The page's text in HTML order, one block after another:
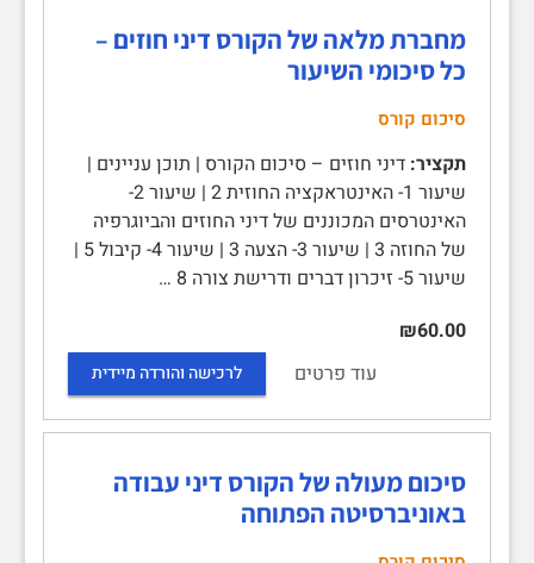
מחברת מלאה של הקורס דיני חוזים –
כל סיכומי השיעור
סיכום קורס
תקציר: דיני חוזים – סיכום הקורס | תוכן עניינים |
שיעור 1- האינטראקציה החוזית 2 | שיעור 2-
האינטרסים המכוננים של דיני החוזים והביוגרפיה
של החוזה 3 | שיעור 3- הצעה 3 | שיעור 4- קיבול 5 |
שיעור 5- זיכרון דברים ודרישת צורה 8 …
₪60.00
עוד פרטים
לרכישה והורדה מיידית
סיכום מעולה של הקורס דיני עבודה
באוניברסיטה הפתוחה